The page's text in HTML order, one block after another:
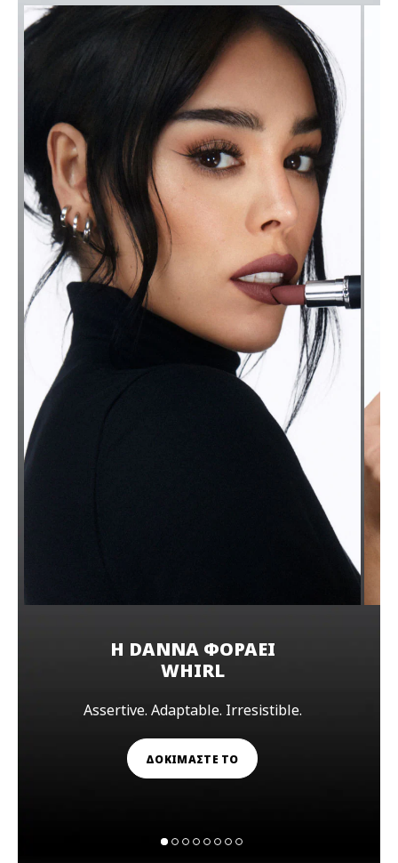
Η DANNA ΦΟΡΑΕΙ
WHIRL
Assertive. Adaptable. Irresistible.
ΔΟΚΙΜΑΣΤΕ ΤΟ